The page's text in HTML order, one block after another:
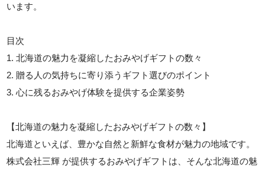
います。
目次
1. 北海道の魅力を凝縮したおみやげギフトの数々
2. 贈る人の気持ちに寄り添うギフト選びのポイント
3. 心に残るおみやげ体験を提供する企業姿勢
【北海道の魅力を凝縮したおみやげギフトの数々】
北海道といえば、豊かな自然と新鮮な食材が魅力の地域です。
株式会社三輝 が提供するおみやげギフトは、そんな北海道の魅